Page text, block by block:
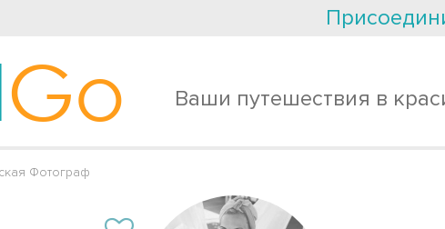
Go Ваши путешествия в
Фотограф